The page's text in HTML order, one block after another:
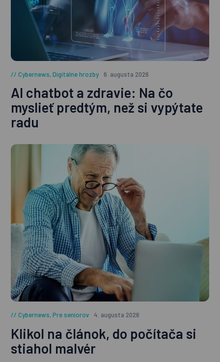
Cybernews,Digitálne hrozby 6. augusta 2026
AI chatbot a zdravie: Na čo
myslieť predtým, než si vypýtate
radu
Cybernews,Pre seniorov 4. augusta 2026
Klikol na článok, do počítača si
stiahol malvér